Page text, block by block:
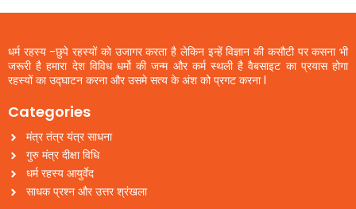
धर्म रहस्य -छुपे रहस्यों को उजागर करता है लेकिन इन्हें विज्ञान की कसौटी पर कसना भी
जरूरी है हमारा देश विविध धर्मो की जन्म और कर्म स्थली है वैबसाइट का प्रयास होगा
रहस्यों का उद्घाटन करना और उसमे सत्य के अंश को प्रगट करना l
Categories
मंत्र तंत्र यंत्र साधना
गुरु मंत्र दीक्षा विधि
धर्म रहस्य आयुर्वेद
साधक प्रश्न और उत्तर श्रंखला